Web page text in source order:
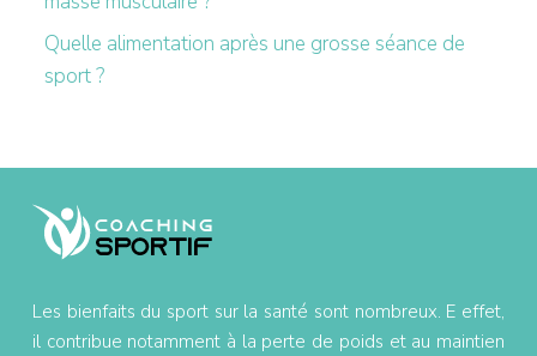
Quelle alimentation après une grosse séance de
sport ?
Les bienfaits du sport sur la santé sont nombreux. E effet,
il contribue notamment à la perte de poids et au maintien